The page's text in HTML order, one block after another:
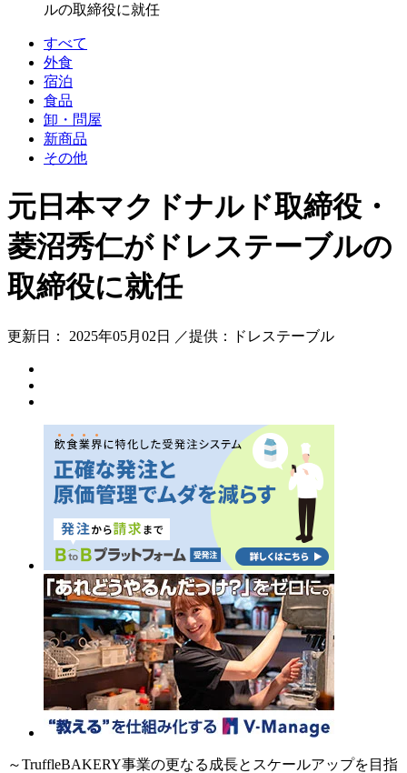
ルの取締役に就任
すべて
外食
宿泊
食品
卸・問屋
新商品
その他
元日本マクドナルド取締役・
菱沼秀仁がドレステーブルの
取締役に就任
更新日： 2025年05月02日 ／提供：ドレステーブル
～TruffleBAKERY事業の更なる成長とスケールアップを目指